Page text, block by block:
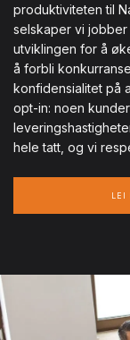
produktiviteten til
selskaper vi jobber
utviklingen for å
å forbli
konfidensialitet på
opt-in: noen
hele tatt, og vi
LEI